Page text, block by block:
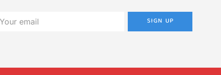
SIGN UP